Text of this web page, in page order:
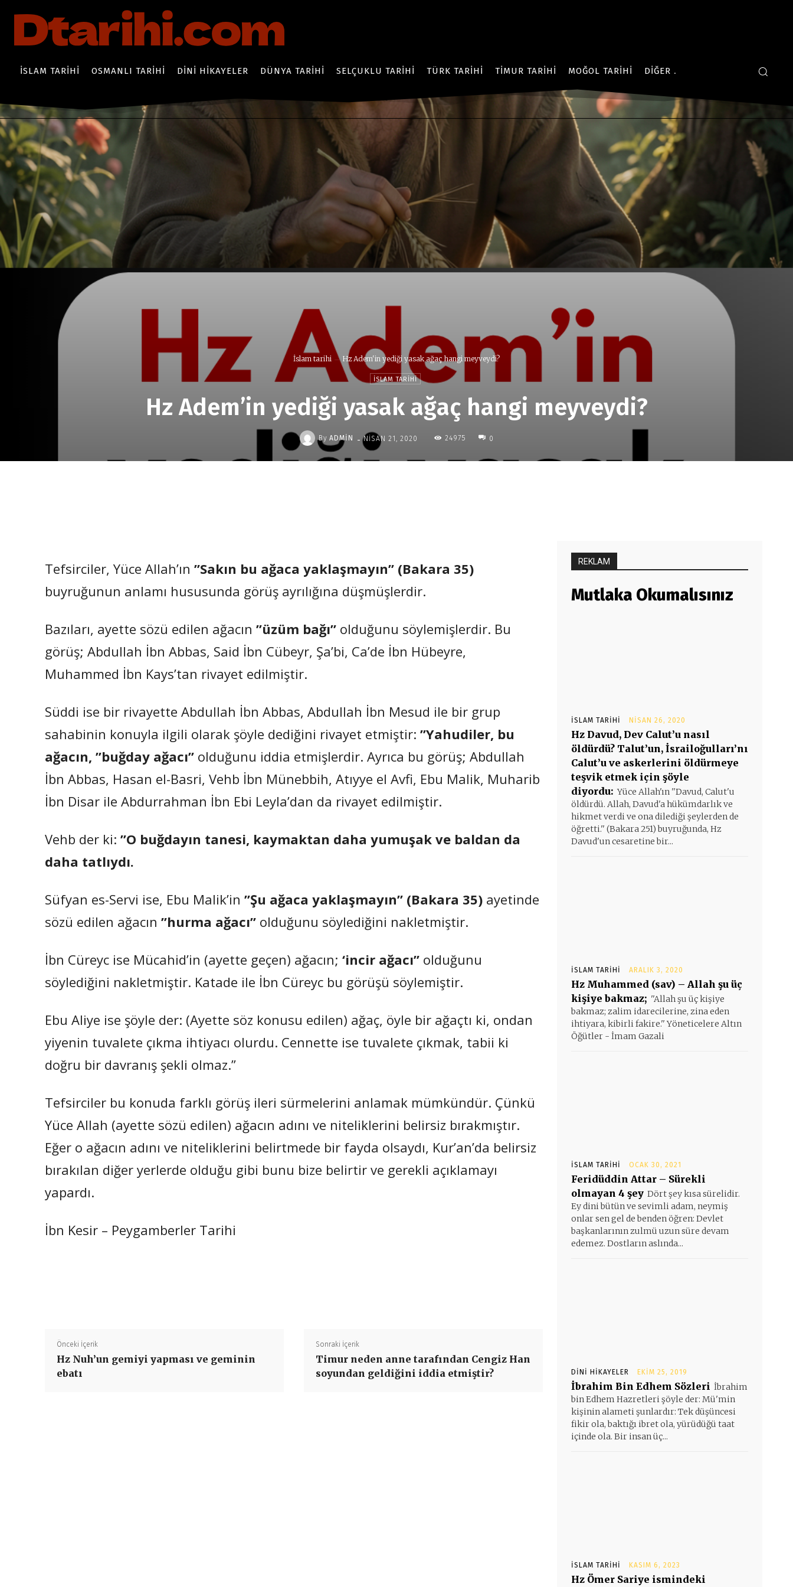
İSLAM TARIHI OSMANLI TARIHI DINI HIKAYELER DÜNYA TARIHI SELÇUKLU TARIHI TÜRK TARIHI TIMUR TARIHI MOĞOL TARIHI DIĞER
İslam tarihi Hz Adem'in yediği yasak ağaç hangi meyveydi?
İSLAM TARIHI
Hz Adem’in yediği yasak ağaç hangi meyveydi?
By ADMIN - NISAN 21, 2020 24975 0
Tefsirciler, Yüce Allah’ın ”Sakın bu ağaca yaklaşmayın” (Bakara 35)
buyruğunun anlamı hususunda görüş ayrılığına düşmüşlerdir.
Bazıları, ayette sözü edilen ağacın ”üzüm bağı” olduğunu söylemişlerdir. Bu
görüş; Abdullah İbn Abbas, Said İbn Cübeyr, Şa’bi, Ca’de İbn Hübeyre,
Muhammed İbn Kays’tan rivayet edilmiştir.
Süddi ise bir rivayette Abdullah İbn Abbas, Abdullah İbn Mesud ile bir grup
sahabinin konuyla ilgili olarak şöyle dediğini rivayet etmiştir: ”Yahudiler, bu
ağacın, ”buğday ağacı” olduğunu iddia etmişlerdir. Ayrıca bu görüş; Abdullah
İbn Abbas, Hasan el-Basri, Vehb İbn Münebbih, Atıyye el Avfi, Ebu Malik, Muharib
İbn Disar ile Abdurrahman İbn Ebi Leyla’dan da rivayet edilmiştir.
Vehb der ki: ”O buğdayın tanesi, kaymaktan daha yumuşak ve baldan da
daha tatlıydı.
Süfyan es-Servi ise, Ebu Malik’in ”Şu ağaca yaklaşmayın” (Bakara 35) ayetinde
sözü edilen ağacın ”hurma ağacı” olduğunu söylediğini nakletmiştir.
İbn Cüreyc ise Mücahid’in (ayette geçen) ağacın; ‘incir ağacı” olduğunu
söylediğini nakletmiştir. Katade ile İbn Cüreyc bu görüşü söylemiştir.
Ebu Aliye ise şöyle der: (Ayette söz konusu edilen) ağaç, öyle bir ağaçtı ki, ondan
yiyenin tuvalete çıkma ihtiyacı olurdu. Cennette ise tuvalete çıkmak, tabii ki
doğru bir davranış şekli olmaz.”
Tefsirciler bu konuda farklı görüş ileri sürmelerini anlamak mümkündür. Çünkü
Yüce Allah (ayette sözü edilen) ağacın adını ve niteliklerini belirsiz bırakmıştır.
Eğer o ağacın adını ve niteliklerini belirtmede bir fayda olsaydı, Kur’an’da belirsiz
bırakılan diğer yerlerde olduğu gibi bunu bize belirtir ve gerekli açıklamayı
yapardı.
İbn Kesir – Peygamberler Tarihi
Önceki İçerik
Hz Nuh’un gemiyi yapması ve geminin
ebatı
Sonraki İçerik
Timur neden anne tarafından Cengiz Han
soyundan geldiğini iddia etmiştir?
REKLAM
Mutlaka Okumalısınız
İSLAM TARIHI NISAN 26, 2020
Hz Davud, Dev Calut’u nasıl
öldürdü? Talut’un, İsrailoğulları’nı
Calut’u ve askerlerini öldürmeye
teşvik etmek için şöyle
diyordu: Yüce Allah'ın ''Davud, Calut'u
öldürdü. Allah, Davud'a hükümdarlık ve
hikmet verdi ve ona dilediği şeylerden de
öğretti.'' (Bakara 251) buyruğunda, Hz
Davud'un cesaretine bir...
İSLAM TARIHI ARALIK 3, 2020
Hz Muhammed (sav) – Allah şu üç
kişiye bakmaz; ''Allah şu üç kişiye
bakmaz; zalim idarecilerine, zina eden
ihtiyara, kibirli fakire.'' Yöneticelere Altın
Öğütler - İmam Gazali
İSLAM TARIHI OCAK 30, 2021
Feridüddin Attar – Sürekli
olmayan 4 şey Dört şey kısa sürelidir.
Ey dini bütün ve sevimli adam, neymiş
onlar sen gel de benden öğren: Devlet
başkanlarının zulmü uzun süre devam
edemez. Dostların aslında...
DINI HIKAYELER EKIM 25, 2019
İbrahim Bin Edhem Sözleri İbrahim
bin Edhem Hazretleri şöyle der: Mü'min
kişinin alameti şunlardır: Tek düşüncesi
fikir ola, baktığı ibret ola, yürüdüğü taat
içinde ola. Bir insan üç...
İSLAM TARIHI KASIM 6, 2023
Hz Ömer Sariye ismindeki